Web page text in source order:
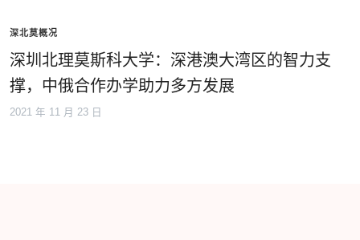
深北莫概况
深圳北理莫斯科大学：深港澳大湾区的智力支
撑，中俄合作办学助力多方发展
2021 年 11 月 23 日